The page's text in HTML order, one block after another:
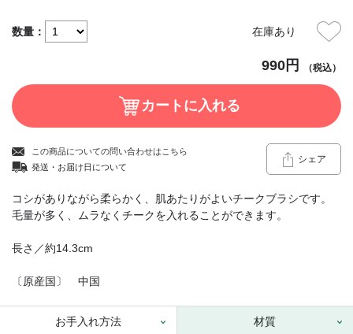
990円 （税込）
数量： 在庫あり
この商品についての問い合わせはこちら
発送・お届け日について
シェア
コシがありながら柔らかく、肌あたりがよいチークブラシです。
毛量が多く、ムラなくチークを入れることができます。
長さ／約14.3cm
〔原産国〕 中国
お手入れ方法 材質